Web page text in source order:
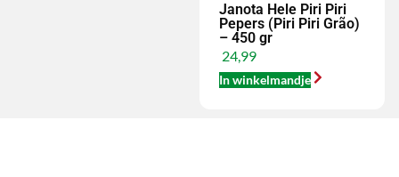
Janota Hele Piri Piri
Pepers (Piri Piri Grão)
– 450 gr
24,99
In winkelmandje